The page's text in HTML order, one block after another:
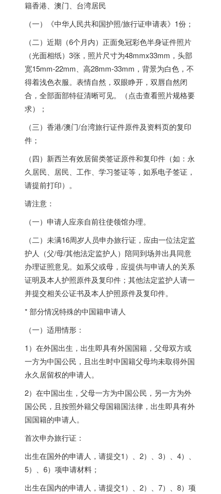
籍香港、澳门、台湾居民
（一）《中华人民共和国护照/旅行证申请表》1份；
（二）近期（6个月内）正面免冠彩色半身证件照片
（光面相纸）3张，照片尺寸为48mmx33mm，头部
宽15mm-22mm、高28mm-33mm，背景为白色，不
得着浅色衣服。表情自然，双眼睁开，双唇自然闭
合，全部面部特征清晰可见。（点击查看照片规格要
求）；
（三）香港/澳门/台湾旅行证件原件及资料页的复印
件；
（四）新西兰有效居留类签证原件和复印件（如：永
久居民、居民、工作、学习签证等，如系电子签证，
请提前打印）。
请注意：
（一）申请人应亲自前往使领馆办理。
（二）未满16周岁人员申办旅行证，应由一位法定监
护人（父/母/其他法定监护人）陪同到场并出具同意
办理证照意见。如系父或母，应提供与申请人的关系
证明及本人护照原件及复印件；其他法定监护人请一
并提交相关公证书及本人护照原件及复印件。
* 部分情况特殊的中国籍申请人
（一）适用情形：
1）在外国出生，出生即具有外国国籍，父母双方或
一方为中国公民，且出生时中国籍父母均未取得外国
永久居留权的申请人。
2）在中国出生，父母一方为中国公民，另一方为外
国公民，且按照外籍父母国籍国法律，出生即具有外
国国籍的申请人。
首次申办旅行证：
出生在国外的申请人，请提交1）、2）、3）、4）、
5）、6）项申请材料；
出生在国内的申请人，请提交1）、2）、7）、8）项